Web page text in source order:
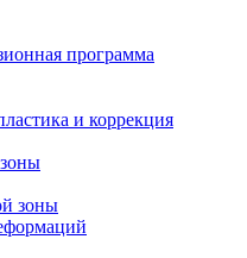
программа
и коррекция
зоны